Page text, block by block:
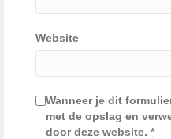
Website
Wanneer je dit
met de opslag en
door deze website. *